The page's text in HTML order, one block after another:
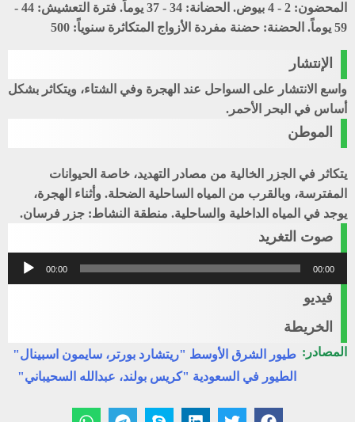
المحضون: 2 - 4 بيوض. الحضانة: 34 - 37 يوماً. فترة التعشيش: 44 -
59 يوماً. الحضنة: حضنة مفردة الأزواج المتكاثرة سنوياً: 500
الإنتشار
واسع الانتشار على السواحل عند الهجرة وفي الشتاء، ويتكاثر بشكل
أساس في البحر الأحمر.
الموطن
يتكاثر في الجزر الخالية من مصادر التهديد، خاصة الحيوانات
المفترسة، وبالقرب من المياه الساحلية الضحلة. وأثناء الهجرة،
يوجد في المياه الداخلية والساحلية. منطقة النشاط: جزر فرسان.
صوت التغريد
مشغل
الصوت
00:00 00:00
فيديو
الخريطة
المصادر: طيور الشرق الأوسط "ريتشارد بورتر، سايمون اسبينال"
الطيور في السعودية "كريس بولند، عبدالله السحيباني"